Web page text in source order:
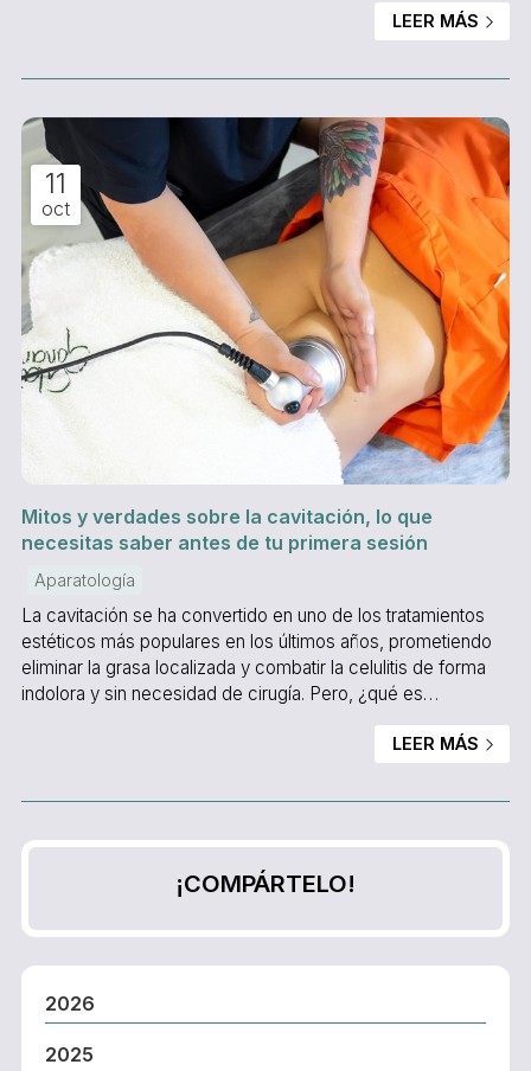
con nosotros mismos. ¿Quieres saber por qué ocurre esto
Paquita, tu centro de belleza en Vigo de confianza. Cuidado
LEER MÁS
11
oct
Mitos y verdades sobre la cavitación, lo que
necesitas saber antes de tu primera sesión
Aparatología
La cavitación se ha convertido en uno de los tratamientos
estéticos más populares en los últimos años, prometiendo
eliminar la grasa localizada y combatir la celulitis de forma
indolora y sin necesidad de cirugía. Pero, ¿qué es
Paquita, en Vigo, desmitificamos este tratamiento y te
la cavitación? La cavitación es una técnica estética no
LEER MÁS
¡COMPÁRTELO!
2026
2025